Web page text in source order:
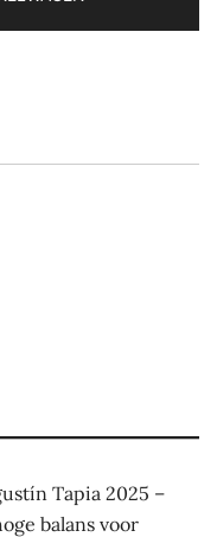
Tapia 2025 –
balans voor